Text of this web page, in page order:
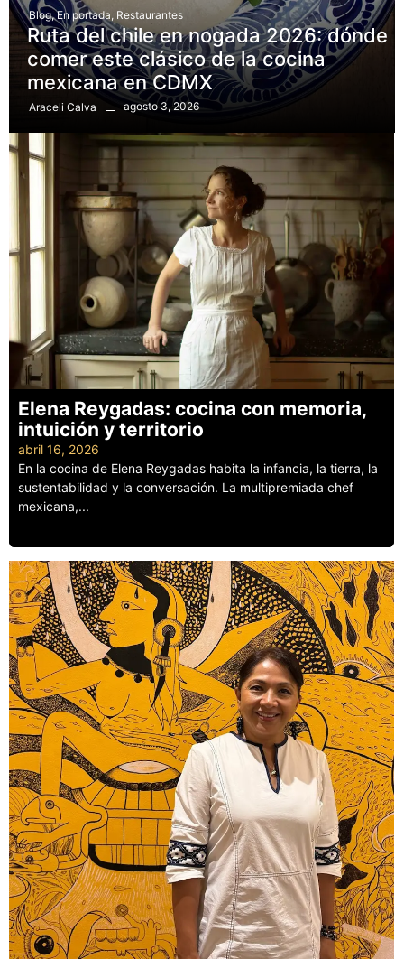
Blog, En portada Restaurantes
Ruta del chile en nogada 2026: dónde
comer este clásico de la cocina
mexicana en CDMX
Araceli Calva agosto 3, 2026
Elena Reygadas: cocina con memoria,
intuición y territorio
abril 16, 2026
En la cocina de Elena Reygadas habita la infancia, la tierra, la
sustentabilidad y la conversación. La multipremiada chef
mexicana,...